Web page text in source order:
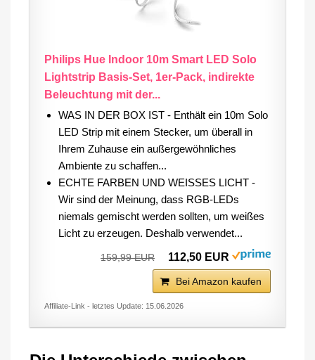
Philips Hue Indoor 10m Smart LED Solo
Lightstrip Basis-Set, 1er-Pack, indirekte
Beleuchtung mit der...
WAS IN DER BOX IST - Enthält ein 10m Solo
LED Strip mit einem Stecker, um überall in
Ihrem Zuhause ein außergewöhnliches
Ambiente zu schaffen...
ECHTE FARBEN UND WEISSES LICHT -
Wir sind der Meinung, dass RGB-LEDs
niemals gemischt werden sollten, um weißes
Licht zu erzeugen. Deshalb verwendet...
159,99 EUR 112,50 EUR
Bei Amazon kaufen
Affiliate-Link - letztes Update: 15.06.2026